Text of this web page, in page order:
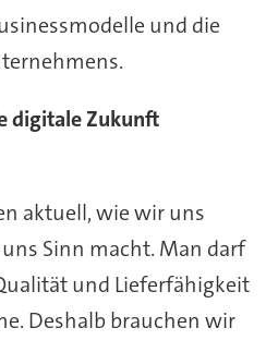
und die
digitale Zukunft
aktuell, wie wir uns
Sinn macht. Man darf
und Lieferfähigkeit
Deshalb brauchen wir